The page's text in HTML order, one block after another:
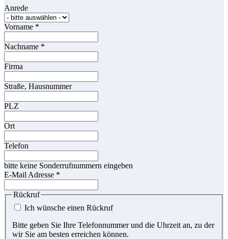
Anrede
Vorname *
Nachname *
Firma
Straße, Hausnummer
PLZ
Ort
Telefon
bitte keine Sonderrufnummern eingeben
E-Mail Adresse *
Rückruf
Ich wünsche einen Rückruf
Bitte geben Sie Ihre Telefonnummer und die Uhrzeit an, zu der
wir Sie am besten erreichen können.